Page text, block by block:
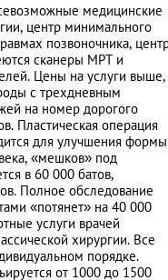
медицинские
центр минимального
позвоночника,
сканеры МРТ и
Цены на услуги выше,
с трехдневным
на номер дорогого
Пластическая операция
для улучшения формы
«мешков» под
в 60 000 батов,
Полное обследование
«потянет» на 40 000
услуги врачей
хирургии. Все
порядке.
от 1000 до 1500